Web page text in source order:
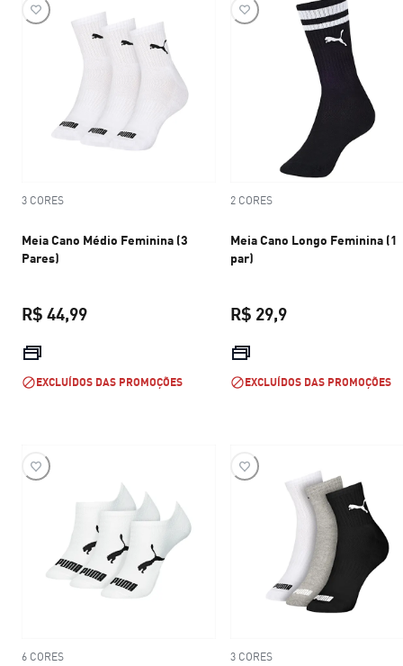
3 CORES
Meia Cano Médio Feminina (3
Pares)
R$ 44,99
EXCLUÍDOS DAS PROMOÇÕES
2 CORES
Meia Cano Longo Feminina (1
par)
R$ 29,9
EXCLUÍDOS DAS PROMOÇÕES
6 CORES 3 CORES